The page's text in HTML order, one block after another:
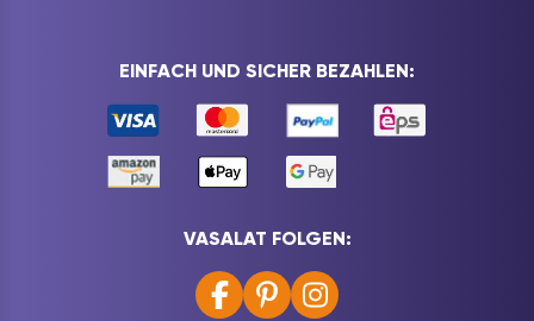
EINFACH UND SICHER BEZAHLEN:
VASALAT FOLGEN: